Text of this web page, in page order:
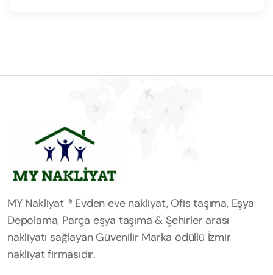
MY Nakliyat ® Evden eve nakliyat, Ofis taşıma, Eşya
Depolama, Parça eşya taşıma & Şehirler arası
nakliyatı sağlayan Güvenilir Marka ödüllü İzmir
nakliyat firmasıdır.